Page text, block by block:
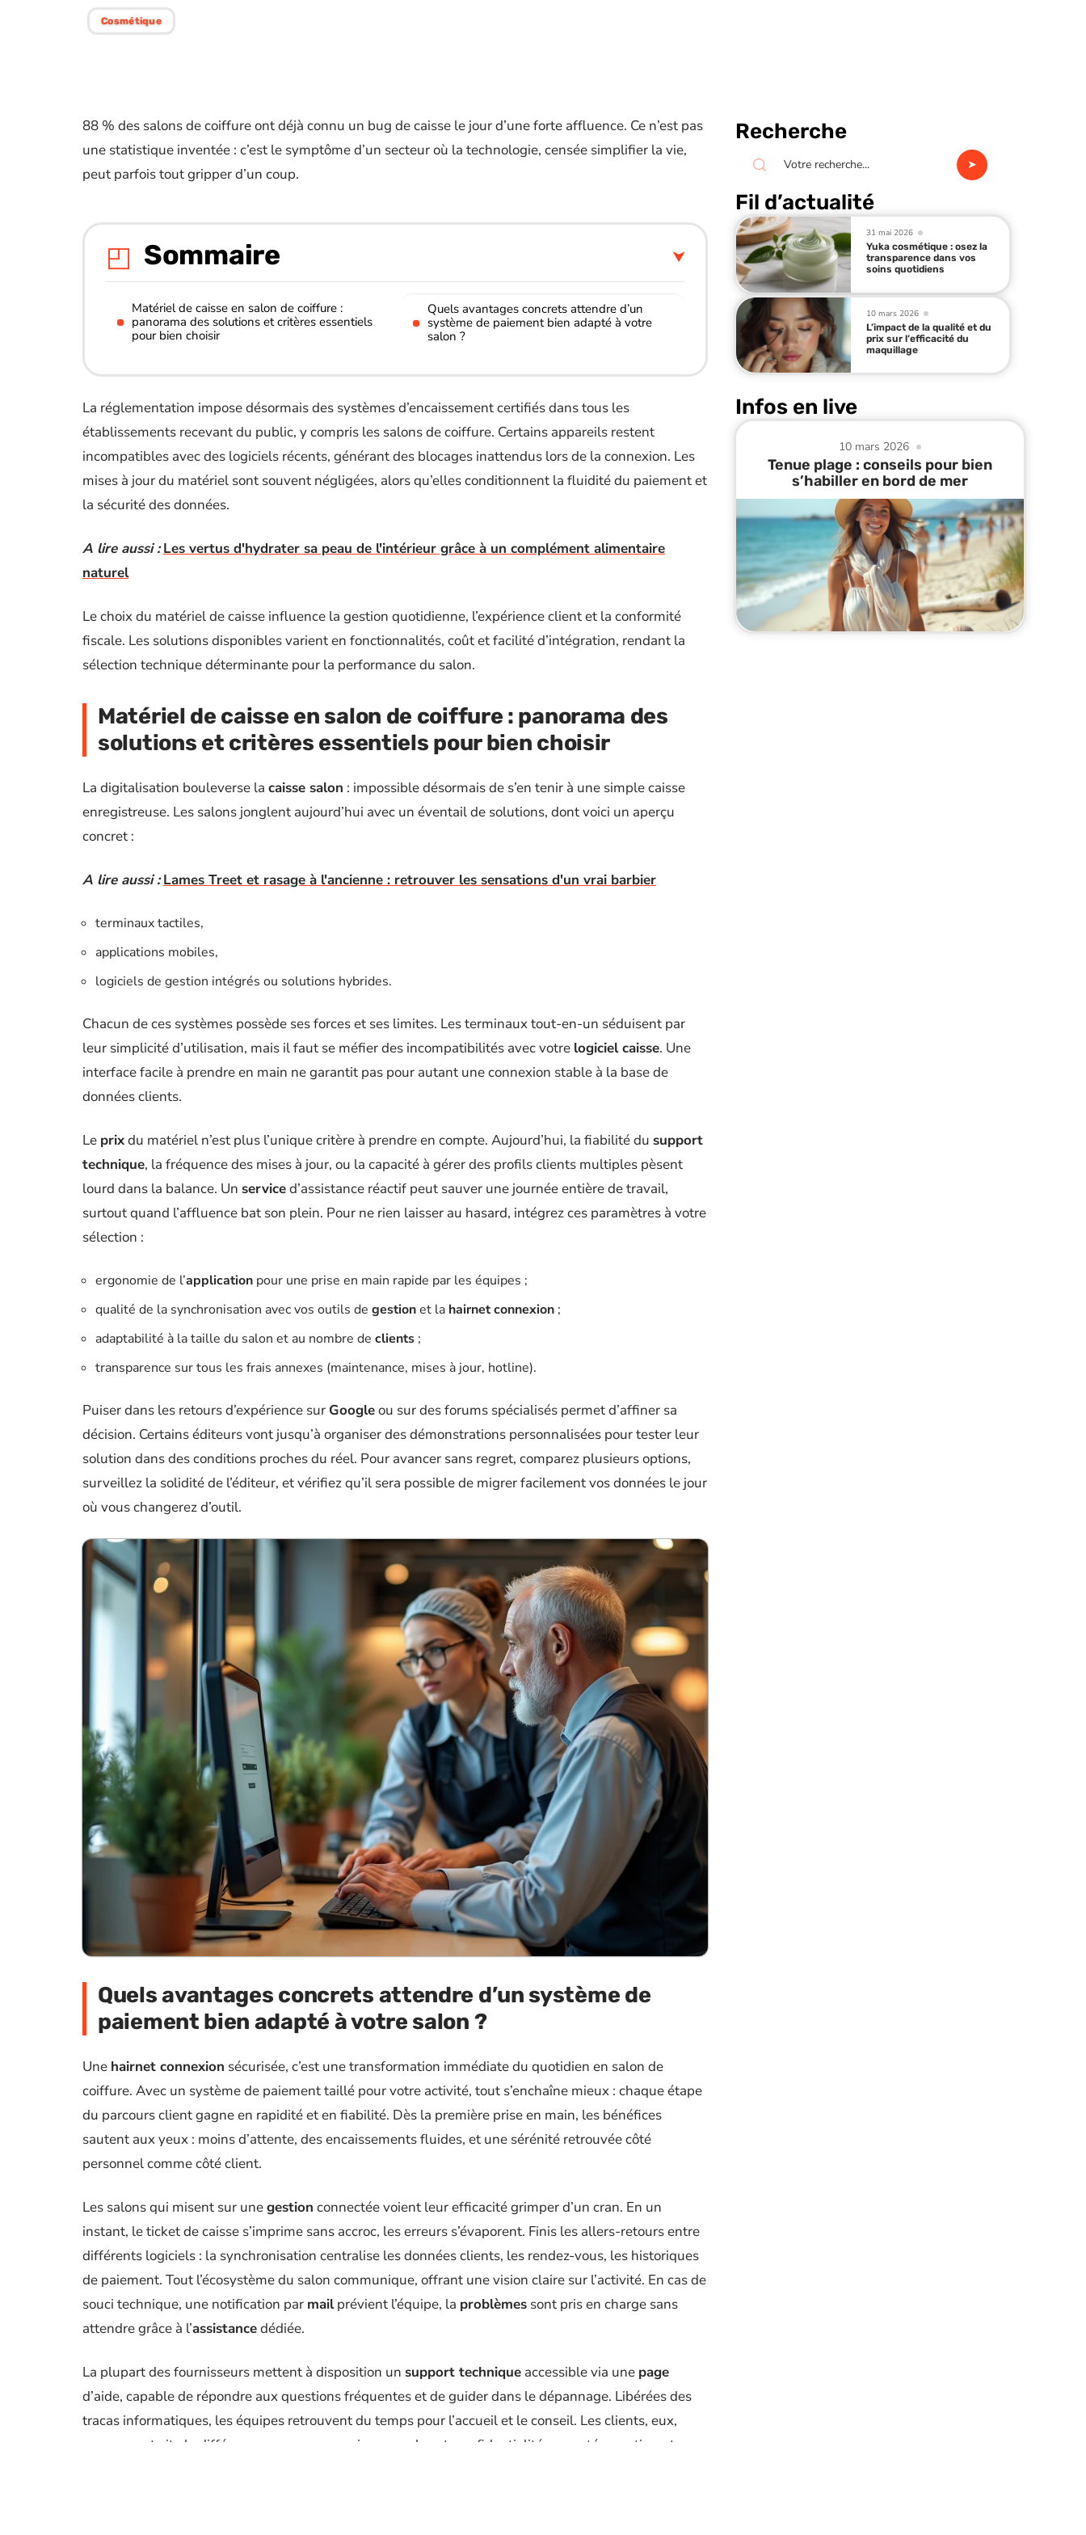
Cosmétique
88 % des salons de coiffure ont déjà connu un bug de caisse le jour d’une forte affluence. Ce n’est pas
une statistique inventée : c’est le symptôme d’un secteur où la technologie, censée simplifier la vie,
peut parfois tout gripper d’un coup.
Sommaire
Matériel de caisse en salon de coiffure :
panorama des solutions et critères essentiels
pour bien choisir
Quels avantages concrets attendre d’un
système de paiement bien adapté à votre
salon ?
La réglementation impose désormais des systèmes d’encaissement certifiés dans tous les
établissements recevant du public, y compris les salons de coiffure. Certains appareils restent
incompatibles avec des logiciels récents, générant des blocages inattendus lors de la connexion. Les
mises à jour du matériel sont souvent négligées, alors qu’elles conditionnent la fluidité du paiement et
la sécurité des données.
A lire aussi : Les vertus d'hydrater sa peau de l'intérieur grâce à un complément alimentaire
naturel
Le choix du matériel de caisse influence la gestion quotidienne, l’expérience client et la conformité
fiscale. Les solutions disponibles varient en fonctionnalités, coût et facilité d’intégration, rendant la
sélection technique déterminante pour la performance du salon.
Matériel de caisse en salon de coiffure : panorama des
solutions et critères essentiels pour bien choisir
La digitalisation bouleverse la caisse salon : impossible désormais de s’en tenir à une simple caisse
enregistreuse. Les salons jonglent aujourd’hui avec un éventail de solutions, dont voici un aperçu
concret :
A lire aussi : Lames Treet et rasage à l'ancienne : retrouver les sensations d'un vrai barbier
terminaux tactiles,
applications mobiles,
logiciels de gestion intégrés ou solutions hybrides.
Chacun de ces systèmes possède ses forces et ses limites. Les terminaux tout-en-un séduisent par
leur simplicité d’utilisation, mais il faut se méfier des incompatibilités avec votre logiciel caisse. Une
interface facile à prendre en main ne garantit pas pour autant une connexion stable à la base de
données clients.
Le prixdu matériel n’est plus l’unique critère à prendre en compte. Aujourd’hui, la fiabilité du support
technique, la fréquence des mises à jour, ou la capacité à gérer des profils clients multiples pèsent
lourd dans la balance. Un serviced’assistance réactif peut sauver une journée entière de travail,
surtout quand l’affluence bat son plein. Pour ne rien laisser au hasard, intégrez ces paramètres à votre
sélection :
ergonomie de l’application pour une prise en main rapide par les équipes ;
qualité de la synchronisation avec vos outils de gestionet la hairnet connexion ;
adaptabilité à la taille du salon et au nombre de clients ;
transparence sur tous les frais annexes (maintenance, mises à jour, hotline).
Puiser dans les retours d’expérience sur Googleou sur des forums spécialisés permet d’affiner sa
décision. Certains éditeurs vont jusqu’à organiser des démonstrations personnalisées pour tester leur
solution dans des conditions proches du réel. Pour avancer sans regret, comparez plusieurs options,
surveillez la solidité de l’éditeur, et vérifiez qu’il sera possible de migrer facilement vos données le jour
où vous changerez d’outil.
Quels avantages concrets attendre d’un système de
paiement bien adapté à votre salon ?
Une hairnet connexion sécurisée, c’est une transformation immédiate du quotidien en salon de
coiffure. Avec un système de paiement taillé pour votre activité, tout s’enchaîne mieux : chaque étape
du parcours client gagne en rapidité et en fiabilité. Dès la première prise en main, les bénéfices
sautent aux yeux : moins d’attente, des encaissements fluides, et une sérénité retrouvée côté
personnel comme côté client.
Les salons qui misent sur unegestion connectée voient leur efficacité grimper d’un cran. En un
instant, le ticket de caisse s’imprime sans accroc, les erreurs s’évaporent. Finis les allers-retours entre
différents logiciels : la synchronisation centralise les données clients, les rendez-vous, les historiques
de paiement. Tout l’écosystème du salon communique, offrant une vision claire sur l’activité. En cas de
souci technique, une notification par mailprévient l’équipe, la problèmes sont pris en charge sans
attendre grâce à l’assistancedédiée.
La plupart des fournisseurs mettent à disposition un support technique accessible via une page
d’aide, capable de répondre aux questions fréquentes et de guider dans le dépannage. Libérées des
tracas informatiques, les équipes retrouvent du temps pour l’accueil et le conseil. Les clients, eux,
remarquent vite la différence : passage en caisse sans heurt, confidentialité respectée, sentiment
Recherche
Fil d’actualité
31 mai 2026
Yuka cosmétique : osez la
transparence dans vos
soins quotidiens
10 mars 2026
L’impact de la qualité et du
prix sur l’efficacité du
maquillage
Infos en live
10 mars 2026
Tenue plage : conseils pour bien
s’habiller en bord de mer